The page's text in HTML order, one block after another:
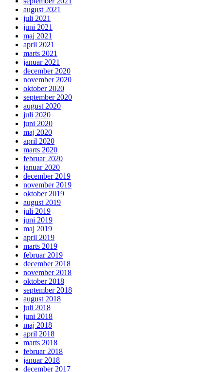
august 2021
juli 2021
juni 2021
maj 2021
april 2021
marts 2021
januar 2021
december 2020
november 2020
oktober 2020
september 2020
august 2020
juli 2020
juni 2020
maj 2020
april 2020
marts 2020
februar 2020
januar 2020
december 2019
november 2019
oktober 2019
august 2019
juli 2019
juni 2019
maj 2019
april 2019
marts 2019
februar 2019
december 2018
november 2018
oktober 2018
september 2018
august 2018
juli 2018
juni 2018
maj 2018
april 2018
marts 2018
februar 2018
januar 2018
december 2017